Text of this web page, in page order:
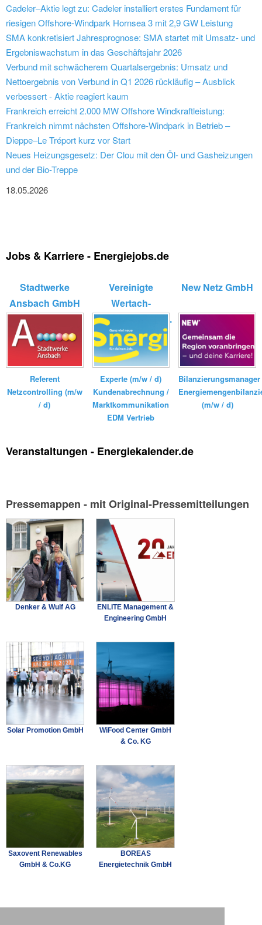
Cadeler–Aktie legt zu: Cadeler installiert erstes Fundament für
riesigen Offshore-Windpark Hornsea 3 mit 2,9 GW Leistung
SMA konkretisiert Jahresprognose: SMA startet mit Umsatz- und
Ergebniswachstum in das Geschäftsjahr 2026
Verbund mit schwächerem Quartalsergebnis: Umsatz und
Nettoergebnis von Verbund in Q1 2026 rückläufig – Ausblick
verbessert - Aktie reagiert kaum
Frankreich erreicht 2.000 MW Offshore Windkraftleistung:
Frankreich nimmt nächsten Offshore-Windpark in Betrieb –
Dieppe–Le Tréport kurz vor Start
Neues Heizungsgesetz: Der Clou mit den Öl- und Gasheizungen
und der Bio-Treppe
18.05.2026
Jobs & Karriere - Energiejobs.de
Stadtwerke
Ansbach GmbH
Referent
Netzcontrolling (m/w
/ d)
Vereinigte
Wertach-
Elektrizitätswerk...
Experte (m/w / d)
Kundenabrechnung /
Marktkommunikation
EDM Vertrieb
New Netz GmbH
Bilanzierungsmanager
(m/w / d)
Veranstaltungen - Energiekalender.de
Pressemappen - mit Original-Pressemitteilungen
Denker & Wulf AG
ENLITE Management &
Engineering GmbH
Solar Promotion GmbH
WiFood Center GmbH
& Co. KG
Saxovent Renewables
GmbH & Co.KG
BOREAS
Energietechnik GmbH